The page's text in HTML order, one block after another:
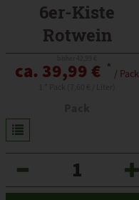
6er-Kiste
Rotwein
ca. 39,99 € * / Pack